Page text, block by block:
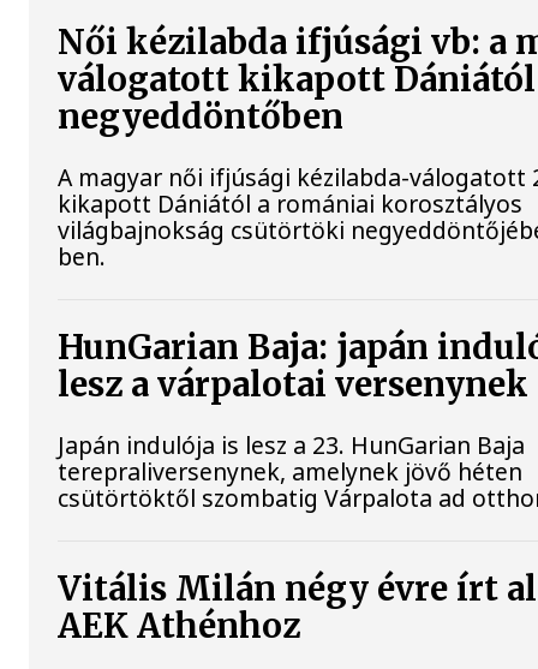
Női kézilabda ifjúsági vb: a
válogatott kikapott Dániától
negyeddöntőben
A magyar női ifjúsági kézilabda-válogatott
kikapott Dániától a romániai korosztályos
világbajnokság csütörtöki
ben.
HunGarian Baja: japán
lesz a várpalotai versenynek
Japán indulója is lesz a 23. HunGarian Baja
terepraliversenynek, amelynek jövő héten
csütörtöktől szombatig Várpalota ad
Vitális Milán négy évre írt
AEK Athénhoz